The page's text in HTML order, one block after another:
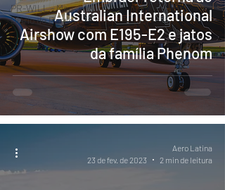
PR-WILL - Meu
Diário de BordoAustralian International
Airshow com E195-E2 e jatos
da família Phenom
Aero Latina
23 de fev. de 2023
2 min de leitura